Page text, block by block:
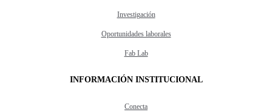
Investigación
Oportunidades laborales
Fab Lab
INFORMACIÓN INSTITUCIONAL
Conecta